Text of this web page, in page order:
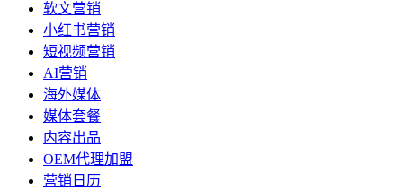
软文营销
小红书营销
短视频营销
AI营销
海外媒体
媒体套餐
内容出品
OEM代理加盟
营销日历